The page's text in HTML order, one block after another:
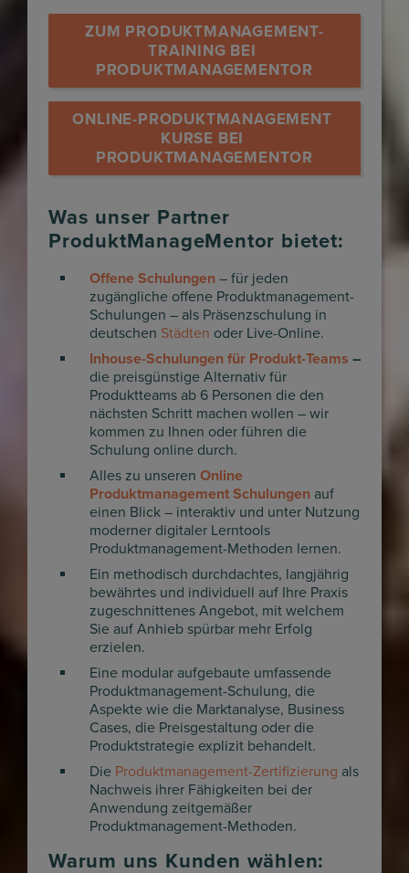
ZUM PRODUKTMANAGEMENT-
TRAINING BEI
PRODUKTMANAGEMENTOR
ONLINE-PRODUKTMANAGEMENT
KURSE BEI
PRODUKTMANAGEMENTOR
Was unser Partner
ProduktManageMentor bietet:
Offene Schulungen – für jeden
zugängliche offene Produktmanagement-
Schulungen – als Präsenzschulung in
deutschen Städten oder Live-Online.
Inhouse-Schulungen für Produkt-Teams –
die preisgünstige Alternativ für
Produktteams ab 6 Personen die den
nächsten Schritt machen wollen – wir
kommen zu Ihnen oder führen die
Schulung online durch.
Alles zu unseren Online
Produktmanagement Schulungen auf
einen Blick – interaktiv und unter Nutzung
moderner digitaler Lerntools
Produktmanagement-Methoden lernen.
Ein methodisch durchdachtes, langjährig
bewährtes und individuell auf Ihre Praxis
zugeschnittenes Angebot, mit welchem
Sie auf Anhieb spürbar mehr Erfolg
erzielen.
Eine modular aufgebaute umfassende
Produktmanagement-Schulung, die
Aspekte wie die Marktanalyse, Business
Cases, die Preisgestaltung oder die
Produktstrategie explizit behandelt.
Die Produktmanagement-Zertifizierung als
Nachweis ihrer Fähigkeiten bei der
Anwendung zeitgemäßer
Produktmanagement-Methoden.
Warum uns Kunden wählen: